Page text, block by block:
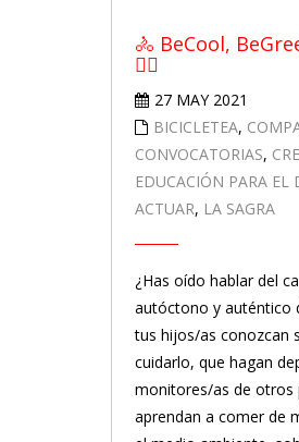
🚴 BeCool,
🚴‍♀️
27 MAY 2021
BICICLETEA,
CONVOCATORIAS,
EDUCACIÓN PARA EL
ACTUAR, LA SAGRA
¿Has oído hablar del
autóctono y auténtico
tus hijos/as conozcan
cuidarlo, que hagan
monitores/as de otros
aprendan a comer de